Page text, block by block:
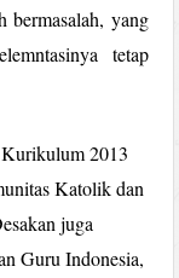
yang
tetap
Kurikulum 2013
Katolik dan
juga
Guru Indonesia,